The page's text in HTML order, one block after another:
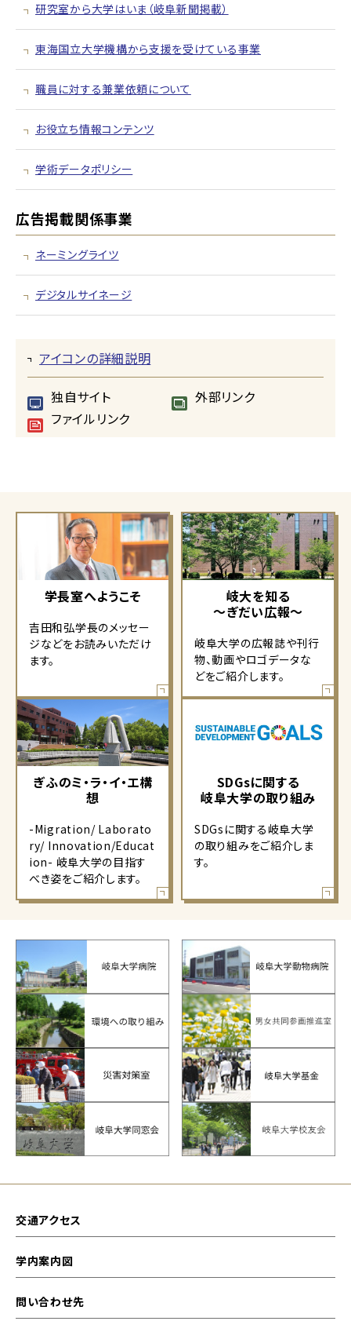
研究室から大学はいま（岐阜新聞掲載）
東海国立大学機構から支援を受けている事業
職員に対する兼業依頼について
お役立ち情報コンテンツ
学術データポリシー
広告掲載関係事業
ネーミングライツ
デジタルサイネージ
アイコンの詳細説明
独自サイト
外部リンク
ファイルリンク
学長室へようこそ
吉田和弘学長のメッセー
ジなどをお読みいただけ
ます。
岐大を知る
～ぎだい広報～
岐阜大学の広報誌や刊行
物、動画やロゴデータな
どをご紹介します。
ぎふのミ・ラ・イ・エ構
想
-Migration/ Laborato
ry/ Innovation/Educat
ion- 岐阜大学の目指す
べき姿をご紹介します。
SDGsに関する
岐阜大学の取り組み
SDGsに関する岐阜大学
の取り組みをご紹介しま
す。
交通アクセス
学内案内図
問い合わせ先